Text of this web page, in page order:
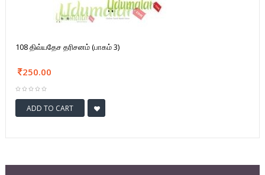
108 திவ்யதேச தரிசனம் (பாகம் 3)
250.00
ADD TO CART